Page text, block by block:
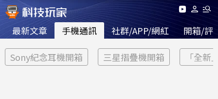
最新文章 手機通訊 社群/APP/網紅 開箱/評
Sony紀念耳機開箱 三星摺疊機開箱 「全新